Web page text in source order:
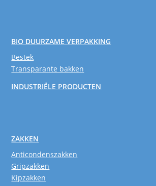
BIO DUURZAME VERPAKKING
Bestek
Transparante bakken
INDUSTRIËLE PRODUCTEN
ZAKKEN
Anticondenszakken
Gripzakken
Kipzakken